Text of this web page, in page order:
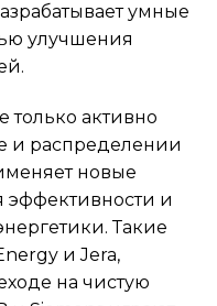
умные
улучшения
только активно
и распределении
новые
и
Такие
и Jera,
на чистую